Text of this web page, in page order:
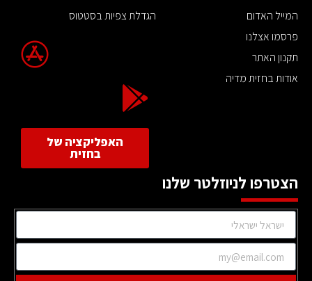
המייל האדום
פרסמו אצלנו
תקנון האתר
אודות בחזית מדיה
הגדלת צפיות בסטטוס
האפליקציה של
בחזית
הצטרפו לניוזלטר שלנו